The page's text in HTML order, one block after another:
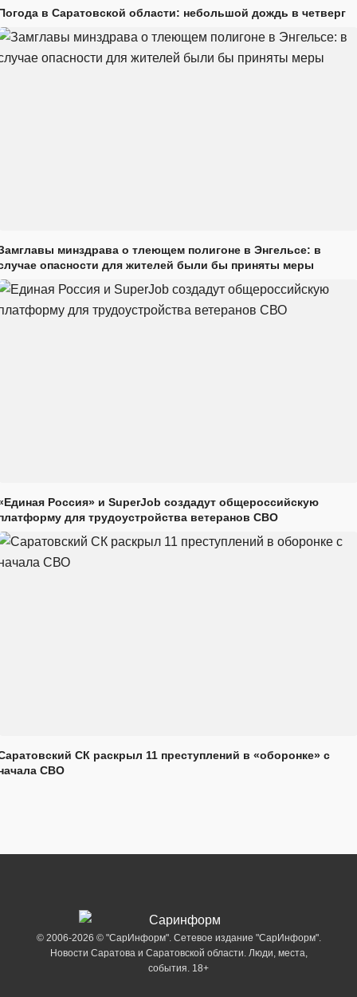
в Саратовской области: небольшой дождь в четверг
минздрава о тлеющем полигоне в Энгельсе: в
опасности для жителей были бы приняты меры
Россия» и SuperJob создадут общероссийскую
для трудоустройства ветеранов СВО
СК раскрыл 11 преступлений в «оборонке» с
СВО
© 2006-2026 © "СарИнформ". Сетевое издание "СарИнформ".
Новости Саратова и Саратовской области. Люди, места,
события. 18+